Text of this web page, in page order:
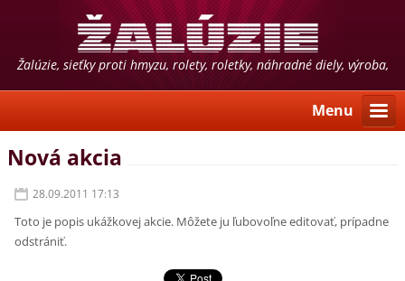
Žalúzie, sieťky proti hmyzu, rolety, roletky, náhradné diely, výroba,
Menu
Nová akcia
28.09.2011 17:13
Toto je popis ukážkovej akcie. Môžete ju ľubovoľne editovať, prípadne
odstrániť.